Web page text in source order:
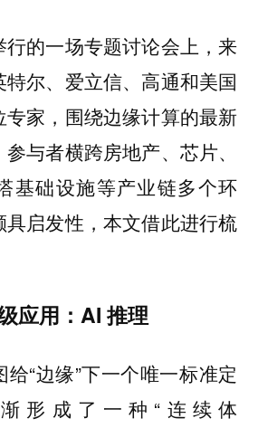
的一场专题讨论会上，来
特尔、爱立信、高通和美国
家，围绕边缘计算的最新
与者横跨房地产、芯片、
基础设施等产业链多个环
启发性，本文借此进行梳
应用：AI 推理
“边缘”下一个唯一标准定
形成了一种“连续体